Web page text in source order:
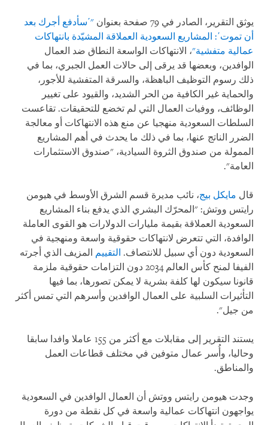
يوثق التقرير، الصادر في 79 صفحة بعنوان
"ʹسأدفع أجرك بعد
أن تموتʹ: المشاريع السعودية العملاقة المشيّدة بانتهاكات
عمالية متفشية"، الانتهاكات الواسعة النطاق ضد العمال
الوافدين، وبعضها قد يرقى إلى حالات العمل الجبري، بما في
ذلك رسوم التوظيف الباهظة، والسرقة المتفشية للأجور،
والحماية غير الكافية من الحر الشديد، والقيود على تغيير
الوظائف، ووفيات العمال التي لم تخضع للتحقيقات. تقاعست
السلطات السعودية منهجيا عن منع هذه الانتهاكات أو معالجة
الضرر الناتج عنها، بما في ذلك ما يحدث في أهم المشاريع
الممولة من صندوق الثروة السيادية، "صندوق الاستثمارات
العامة".
قال مايكل بيج، نائب مديرة قسم الشرق الأوسط في هيومن
رايتس ووتش: "المحرّك البشري الذي يدفع بناء المشاريع
السعودية العملاقة بقيمة مليارات الدولارات هو القوى العاملة
الوافدة، التي تتعرض لانتهاكات حقوقية واسعة ومنهجية في
السعودية دون أي سبيل للانتصاف. التقييم المزيف الذي أجرته
الفيفا لمنح كأس العالم 2034 دون التزامات حقوقية ملزمة
قانونا سيكون لها كلفة بشرية لا يمكن تصورها، بما فيها
التأثيرات السلبية على العمال الوافدين وأسرهم التي تمس أكثر
من جيل".
يستند التقرير إلى مقابلات مع أكثر من 155 عاملا وافدا سابقا
وحاليا، وأُسر عمال متوفين في مختلف قطاعات العمل
والمناطق.
وجدت هيومن رايتس ووتش أن العمال الوافدين في السعودية
يواجهون انتهاكات عمالية واسعة في كل نقطة من دورة